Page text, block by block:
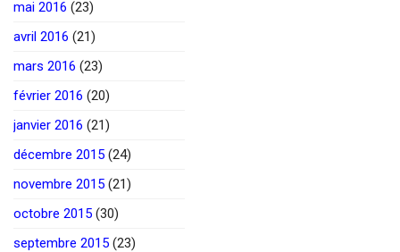
mai 2016 (23)
avril 2016 (21)
mars 2016 (23)
février 2016 (20)
janvier 2016 (21)
décembre 2015 (24)
novembre 2015 (21)
octobre 2015 (30)
septembre 2015 (23)